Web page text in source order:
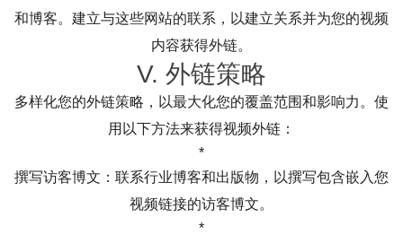
和博客。建立与这些网站的联系，以建立关系并为您的视频
内容获得外链。
V. 外链策略
多样化您的外链策略，以最大化您的覆盖范围和影响力。使
用以下方法来获得视频外链：
*
撰写访客博文：联系行业博客和出版物，以撰写包含嵌入您
视频链接的访客博文。
*